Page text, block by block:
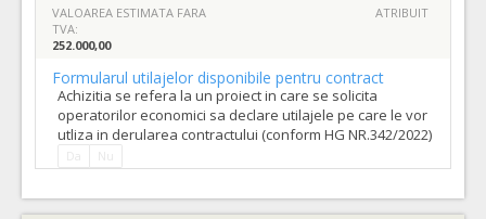
VALOAREA ESTIMATA FARA
TVA:
252.000,00
ATRIBUIT
Formularul utilajelor disponibile pentru contract
Achizitia se refera la un proiect in care se solicita
operatorilor economici sa declare utilajele pe care le vor
utliza in derularea contractului (conform HG NR.342/2022)